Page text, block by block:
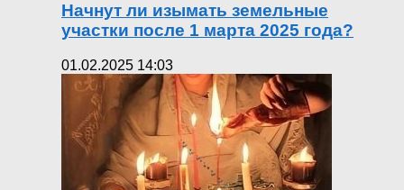
Начнут ли изымать земельные
участки после 1 марта 2025 года?
01.02.2025 14:03